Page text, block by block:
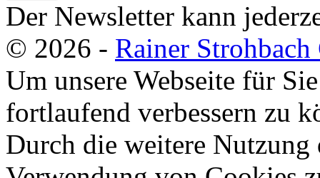
Der Newsletter kann
© 2026 - Rainer
Um unsere Webseite für
fortlaufend verbessern zu
Durch die weitere Nutzung